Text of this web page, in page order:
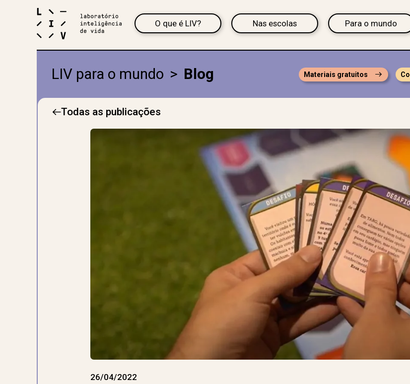
O que é LIV? Nas escolas Para o mundo
LIV para o mundo > Blog Materiais gratuitos
Todas as publicações
26/04/2022